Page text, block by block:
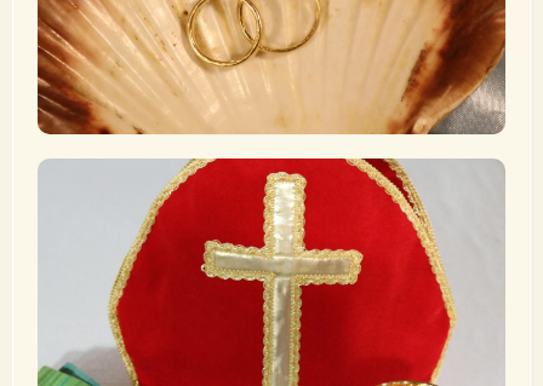
Mehr erfahren
Weihe
„Wie mich der Vater gesandt hat, so sende ich euch.“
(Joh 20,21)